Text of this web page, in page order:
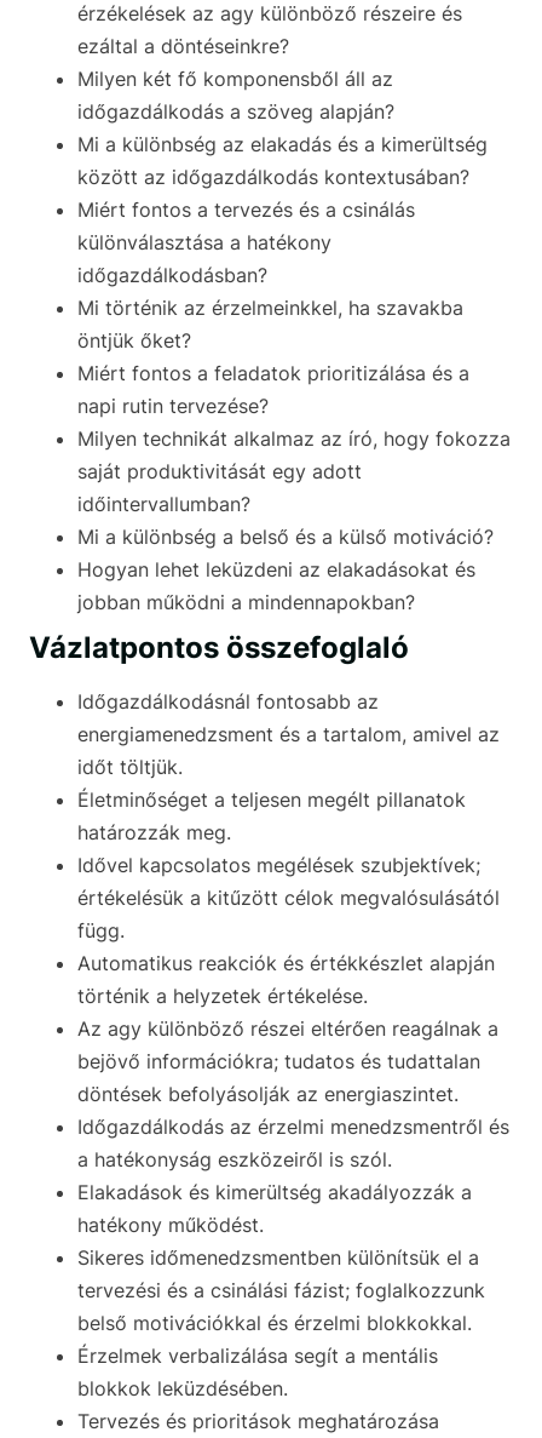
érzékelések az agy különböző részeire és
ezáltal a döntéseinkre?
Milyen két fő komponensből áll az
időgazdálkodás a szöveg alapján?
Mi a különbség az elakadás és a kimerültség
között az időgazdálkodás kontextusában?
Miért fontos a tervezés és a csinálás
különválasztása a hatékony
időgazdálkodásban?
Mi történik az érzelmeinkkel, ha szavakba
öntjük őket?
Miért fontos a feladatok prioritizálása és a
napi rutin tervezése?
Milyen technikát alkalmaz az író, hogy fokozza
saját produktivitását egy adott
időintervallumban?
Mi a különbség a belső és a külső motiváció?
Hogyan lehet leküzdeni az elakadásokat és
jobban működni a mindennapokban?
Vázlatpontos összefoglaló
Időgazdálkodásnál fontosabb az
energiamenedzsment és a tartalom, amivel az
időt töltjük.
Életminőséget a teljesen megélt pillanatok
határozzák meg.
Idővel kapcsolatos megélések szubjektívek;
értékelésük a kitűzött célok megvalósulásától
függ.
Automatikus reakciók és értékkészlet alapján
történik a helyzetek értékelése.
Az agy különböző részei eltérően reagálnak a
bejövő információkra; tudatos és tudattalan
döntések befolyásolják az energiaszintet.
Időgazdálkodás az érzelmi menedzsmentről és
a hatékonyság eszközeiről is szól.
Elakadások és kimerültség akadályozzák a
hatékony működést.
Sikeres időmenedzsmentben különítsük el a
tervezési és a csinálási fázist; foglalkozzunk
belső motivációkkal és érzelmi blokkokkal.
Érzelmek verbalizálása segít a mentális
blokkok leküzdésében.
Tervezés és prioritások meghatározása